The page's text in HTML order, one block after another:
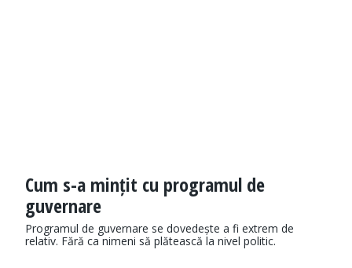
Cum s-a mințit cu programul de
guvernare
Programul de guvernare se dovedește a fi extrem de
relativ. Fără ca nimeni să plătească la nivel politic.